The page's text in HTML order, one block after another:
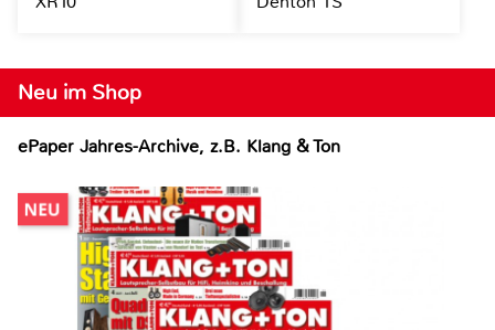
Neu im Shop
ePaper Jahres-Archive, z.B. Klang & Ton